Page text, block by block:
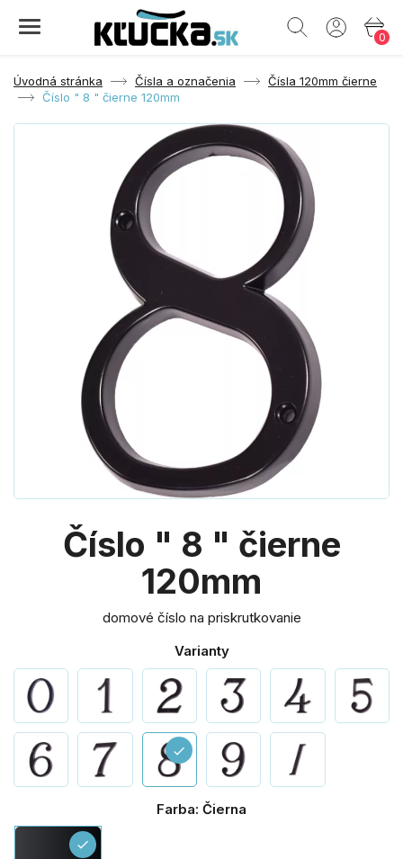
0
Úvodná stránka Čísla a označenia
Čísla 120mm čierne
Číslo " 8 " čierne 120mm
Číslo " 8 " čierne
120mm
domové číslo na priskrutkovanie
Varianty
check
Farba: Čierna
Čierna
check